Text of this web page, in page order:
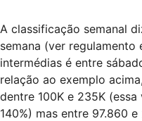
A classificação semanal
semana (ver regulamento
intermédias é entre
relação ao exemplo
dentre 100K e 235K
140%) mas entre 97.860